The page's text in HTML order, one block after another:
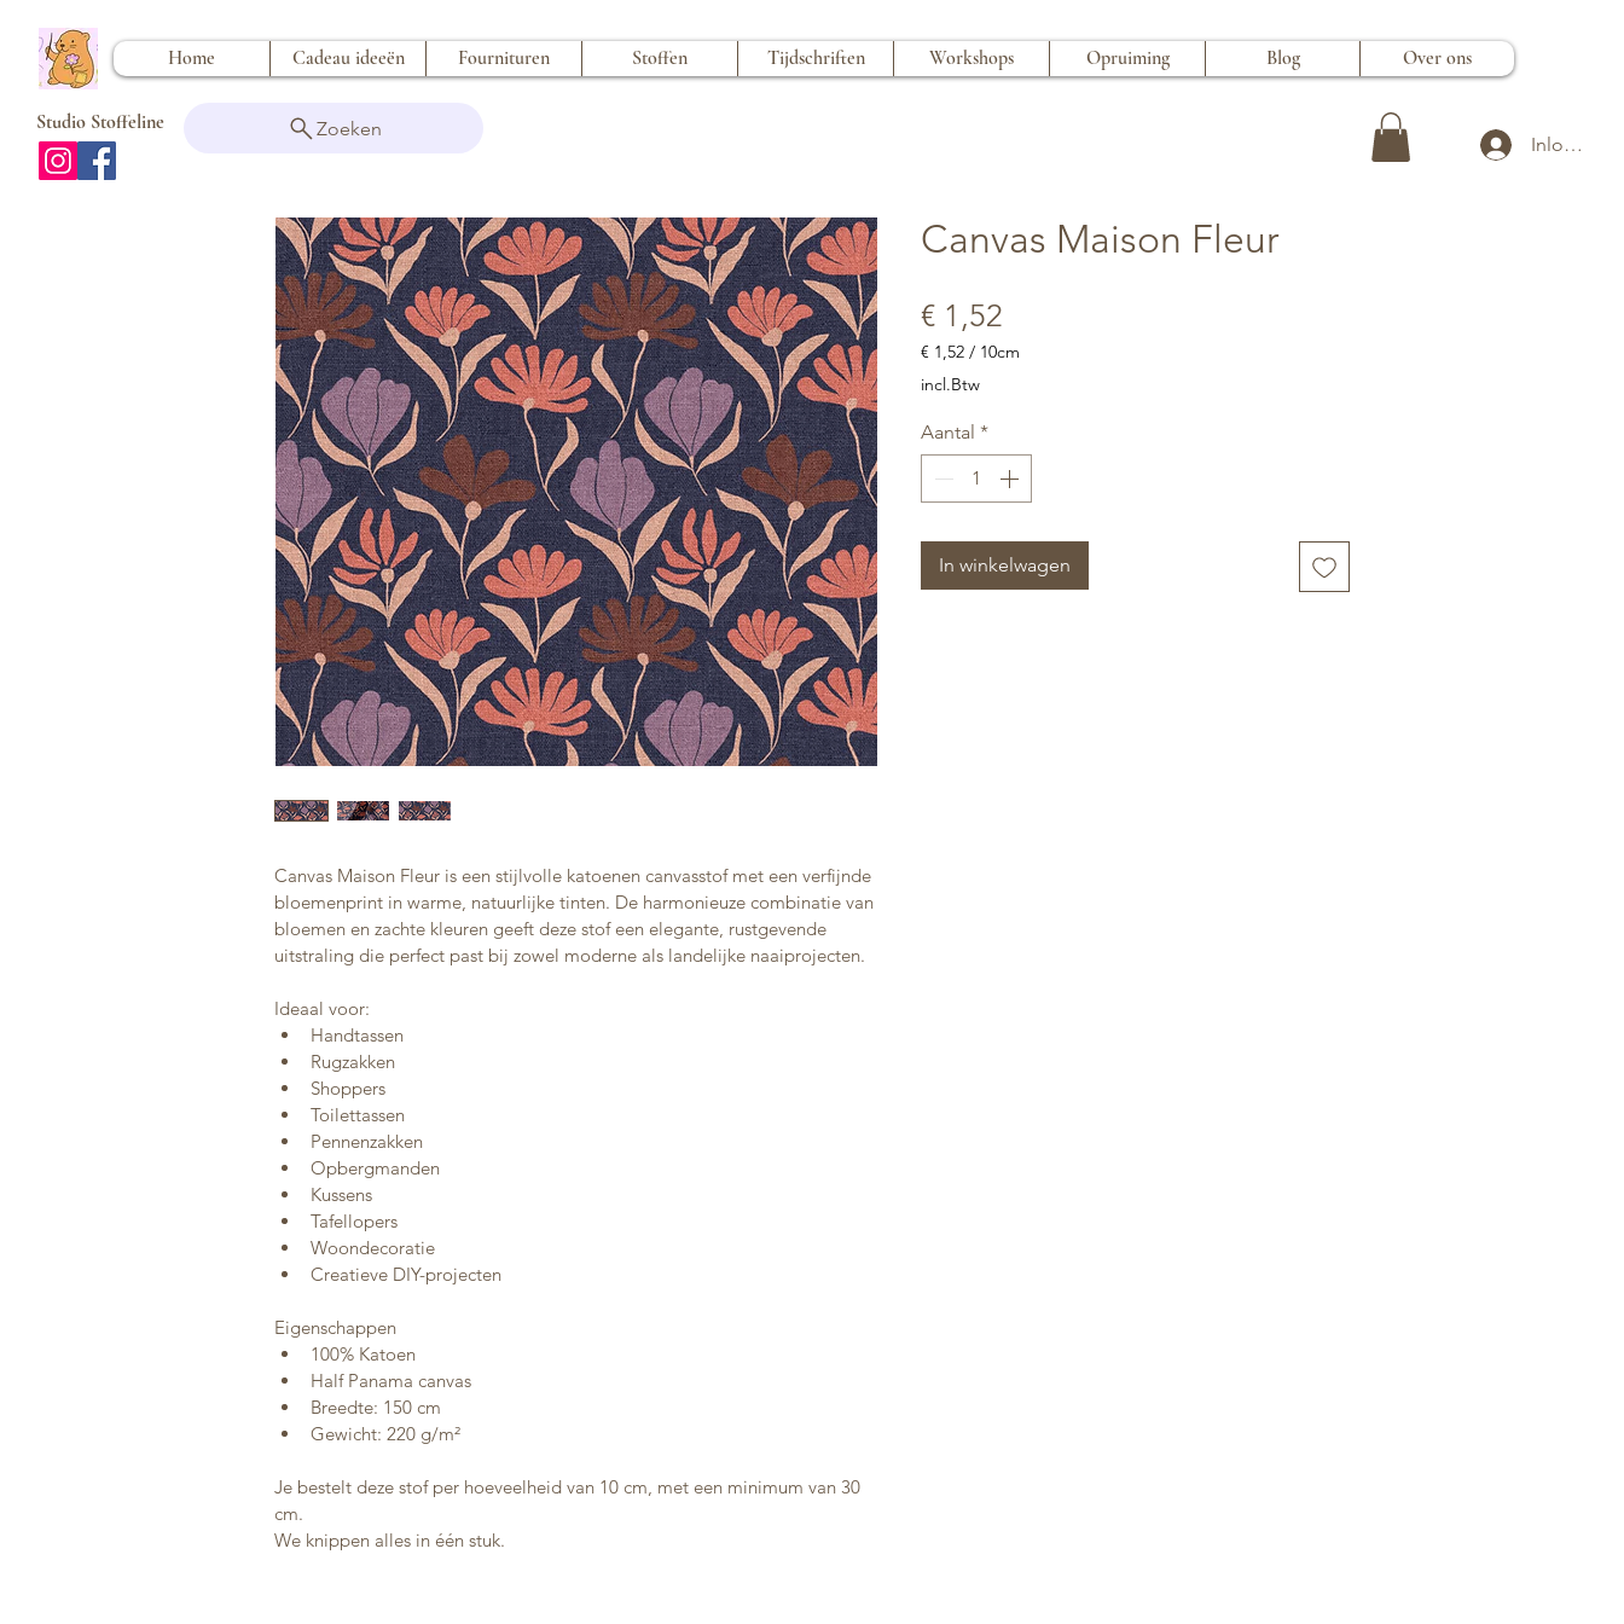
Home Cadeau ideeën Fournituren Stoffen Tijdschriften Workshops Opruiming Blog Over ons
Studio Stoffeline Zoeken
Inloggen
Canvas Maison Fleur is een stijlvolle katoenen canvasstof met een verfijnde
bloemenprint in warme, natuurlijke tinten. De harmonieuze combinatie van
bloemen en zachte kleuren geeft deze stof een elegante, rustgevende
uitstraling die perfect past bij zowel moderne als landelijke naaiprojecten.
Ideaal voor:
Handtassen
Rugzakken
Shoppers
Toilettassen
Pennenzakken
Opbergmanden
Kussens
Tafellopers
Woondecoratie
Creatieve DIY-projecten
Eigenschappen
100% Katoen
Half Panama canvas
Breedte: 150 cm
Gewicht: 220 g/m²
Je bestelt deze stof per hoeveelheid van 10 cm, met een minimum van 30
cm.
We knippen alles in één stuk.
Canvas Maison Fleur
€ 1,52
€ 1,52 / 10cm
€ 1,52
per
10
Centimeters
incl.Btw
Aantal *
In winkelwagen